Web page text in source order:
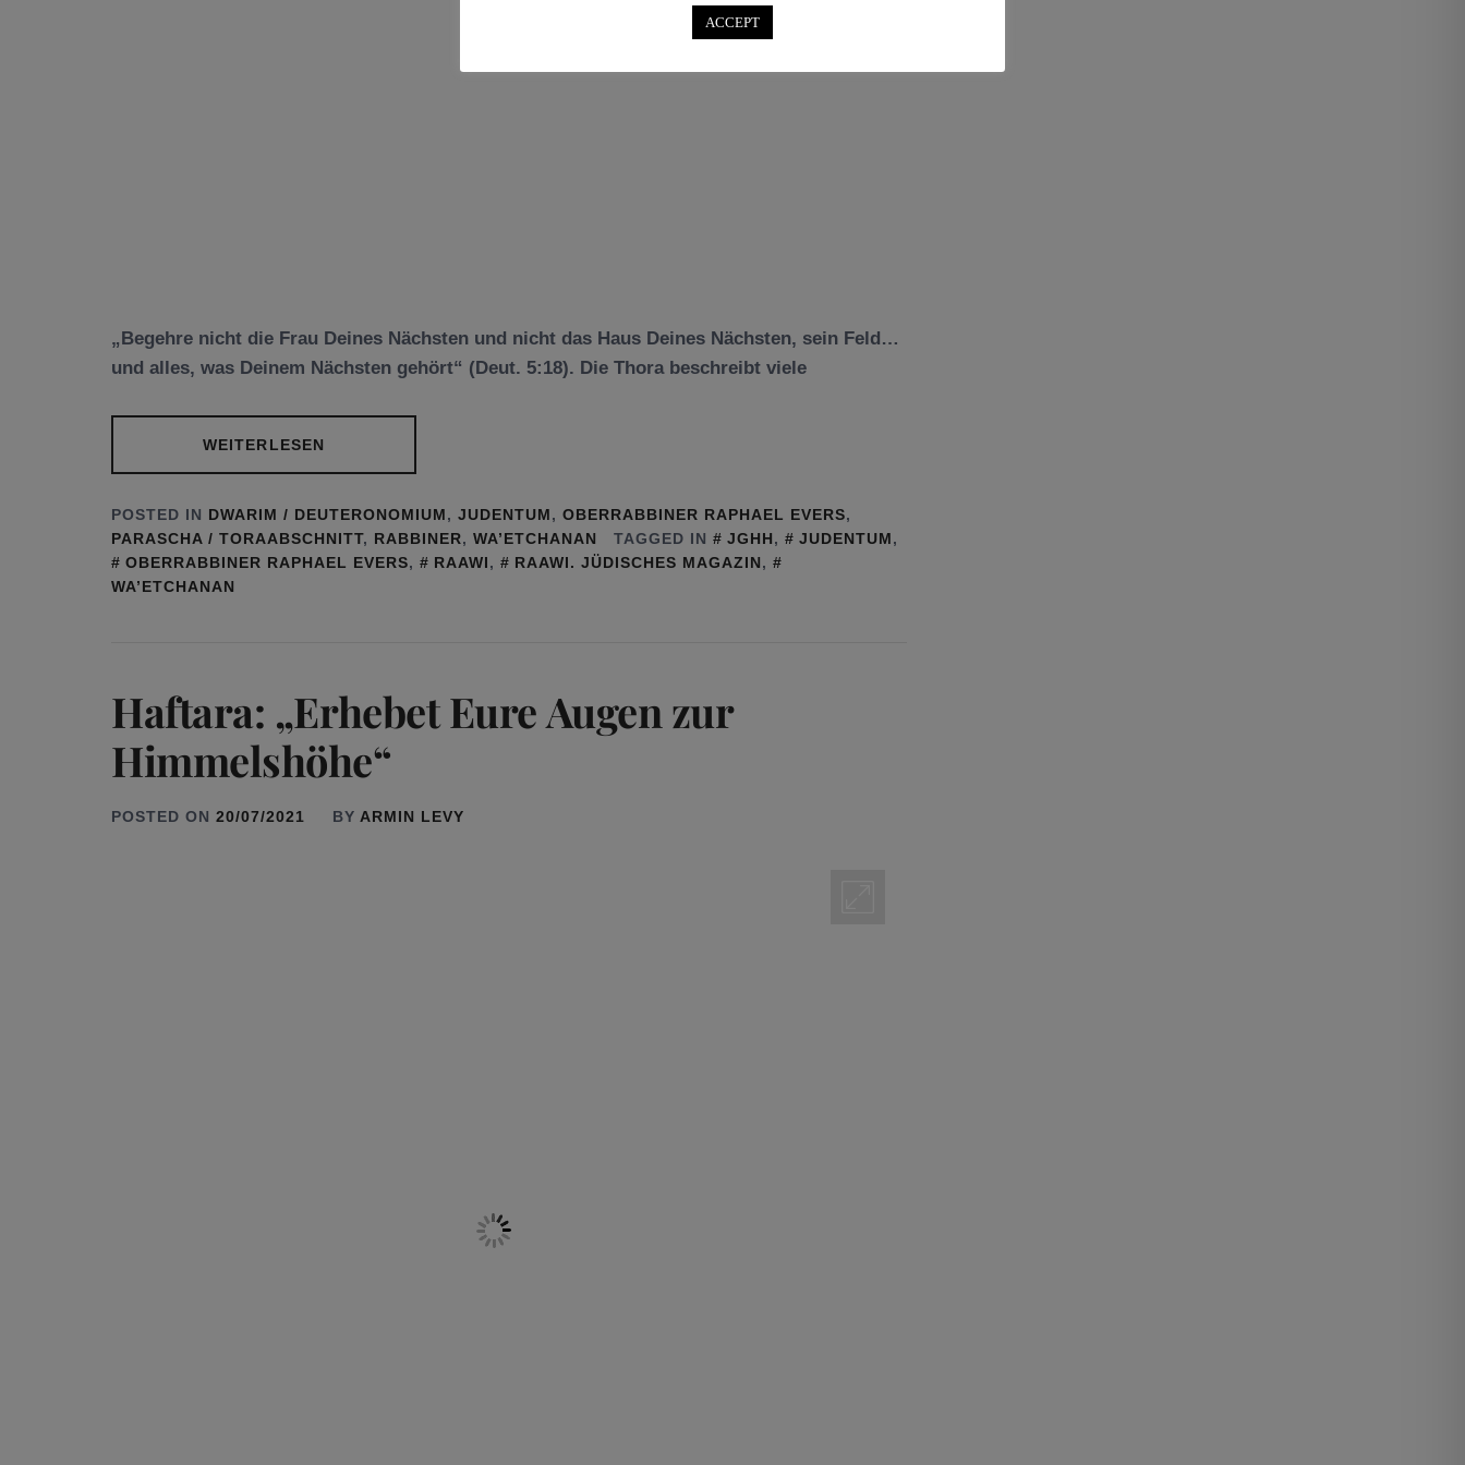
„Begehre nicht die Frau Deines Nächsten und nicht das Haus Deines Nächsten, sein Feld…
und alles, was Deinem Nächsten gehört“ (Deut. 5:18). Die Thora beschreibt viele
WEITERLESEN
POSTED IN DWARIM / DEUTERONOMIUM, JUDENTUM, OBERRABBINER RAPHAEL EVERS,
PARASCHA / TORAABSCHNITT, RABBINER, WA’ETCHANAN TAGGED IN JGHH, JUDENTUM,
OBERRABBINER RAPHAEL EVERS, RAAWI, RAAWI. JÜDISCHES MAGAZIN,
WA’ETCHANAN
Haftara: „Erhebet Eure Augen zur
Himmelshöhe“
POSTED ON 20/07/2021 BY ARMIN LEVY
ACCEPT